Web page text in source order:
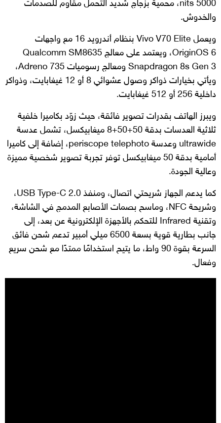
5000 nits، محمية بزجاج شديد التحمل مقاوم للصدمات
والخدوش.
ويعمل Vivo V70 Elite بنظام أندرويد 16 مع واجهات
OriginOS 6، ويعتمد على معالج Qualcomm SM8635
Snapdragon 8s Gen 3 ومعالج رسوميات Adreno 735،
ويأتي بخيارات ذواكر وصول عشوائي 8 أو 12 غيغابايت، وذواكر
داخلية 256 أو 512 غيغابايت.
ويبرز الهاتف بقدرات تصوير فائقة، حيث زوّد بكاميرا خلفية
ثلاثية العدسات بدقة 50+50+8 ميغابيكسل، تشمل عدسة
ultrawide وعدسة periscope telephoto، إضافة إلى كاميرا
أمامية بدقة 50 ميغابيكسل توفر تجربة تصوير شخصية مميزة
وعالية الجودة.
كما يدعم الجهاز شريحتي اتصال، ومنفذ USB Type-C 2.0،
وشريحة NFC، وماسح بصمات الأصابع المدمج في الشاشة،
وتقنية Infrared للتحكم بالأجهزة الإلكترونية عن بعد، إلى
جانب بطارية قوية بسعة 6500 ميلي أمبير تدعم شحن فائق
السرعة بقوة 90 واط، ما يتيح استخدامًا ممتدًا مع شحن سريع
وفعال.